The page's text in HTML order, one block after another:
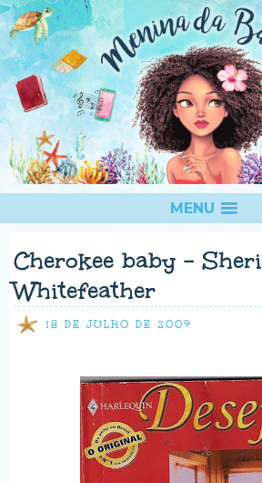
MENU
Cherokee baby - Sheri
Whitefeather
18 DE JULHO DE 2009